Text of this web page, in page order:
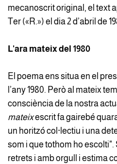
mecanoscrit original, el text
Ter («R.») el dia 2 d’abril de
L'ara mateix del 1980
El poema ens situa en el
l’any 1980. Però al mateix
consciència de la nostra
mateixescrit fa gairebé
un horitzó col·lectiu i una
som i que tothom ho
retrets i amb orgull i estima